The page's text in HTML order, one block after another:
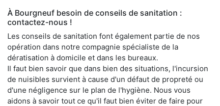
À Bourgneuf besoin de conseils de sanitation :
contactez-nous !
Les conseils de sanitation font également partie de nos
opération dans notre compagnie spécialiste de la
dératisation à domicile et dans les bureaux.
Il faut bien savoir que dans bien des situations, l'incursion
de nuisibles survient à cause d'un défaut de propreté ou
d'une négligence sur le plan de l'hygiène. Nous vous
aidons à savoir tout ce qu'il faut bien éviter de faire pour